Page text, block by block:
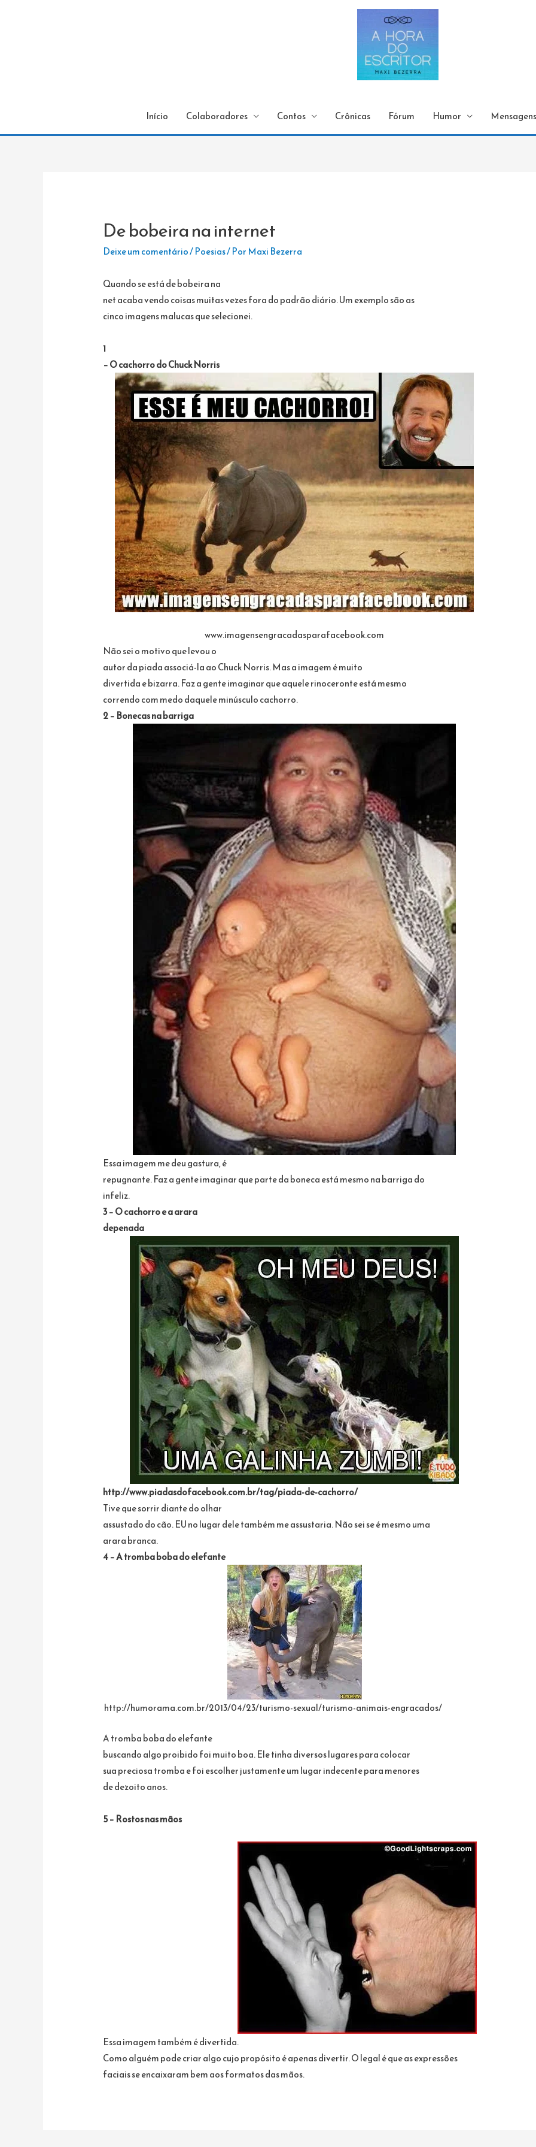
Início Colaboradores Contos Crônicas Fórum Humor Mensagens
De bobeira na internet
Deixe um comentário/Poesias/ Por Maxi Bezerra
Quando se está de bobeira na
net acaba vendo coisas muitas vezes fora do padrão diário. Um exemplo são as
cinco imagens malucas que selecionei.
1
– O cachorro doChuck Norris
www.imagensengracadasparafacebook.com
Não sei o motivo que levou o
autor da piada associá-la ao Chuck Norris. Mas a imagem é muito
divertida e bizarra. Faz a gente imaginar que aquele rinoceronte está mesmo
correndo com medo daquele minúsculo cachorro.
2 – Bonecas na barriga
Essa imagem me deu gastura, é
repugnante. Faz a gente imaginar que parte da boneca está mesmo na barriga do
infeliz.
3 – O cachorro e a arara
depenada
http://www.piadasdofacebook.com.br/tag/piada-de-cachorro/
Tive que sorrir diante do olhar
assustado do cão. EU no lugar dele também me assustaria. Não sei se é mesmo uma
arara branca.
4 – A tromba boba do elefante
http://humorama.com.br/2013/04/23/turismo-sexual/turismo-animais-engracados/
A tromba boba do elefante
buscando algo proibido foi muito boa. Ele tinha diversos lugares para colocar
sua preciosa tromba e foi escolher justamente um lugar indecente para menores
de dezoito anos.
5 – Rostos nas mãos
Essa imagem também é divertida.
Como alguém pode criar algo cujo propósito é apenas divertir. O legal é que as expressões
faciais se encaixaram bem aos formatos das mãos.